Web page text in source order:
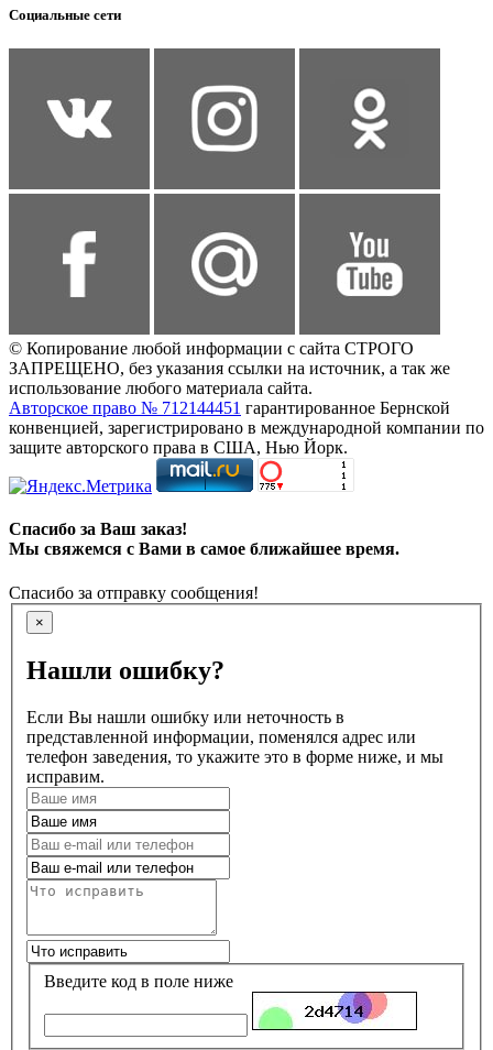
Социальные сети
© Копирование любой информации с сайта СТРОГО
ЗАПРЕЩЕНО, без указания ссылки на источник, а так же
использование любого материала сайта.
Авторское право № 712144451 гарантированное Бернской
конвенцией, зарегистрировано в международной компании по
защите авторского права в США, Нью Йорк.
Спасибо за Ваш заказ!
Мы свяжемся с Вами в самое ближайшее время.
Спасибо за отправку сообщения!
×
Нашли ошибку?
Если Вы нашли ошибку или неточность в
представленной информации, поменялся адрес или
телефон заведения, то укажите это в форме ниже, и мы
исправим.
Введите код в поле ниже